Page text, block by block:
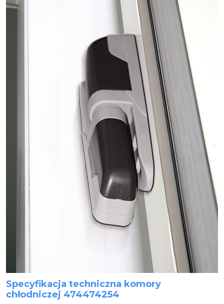
Specyfikacja techniczna komory
chłodniczej 474474254